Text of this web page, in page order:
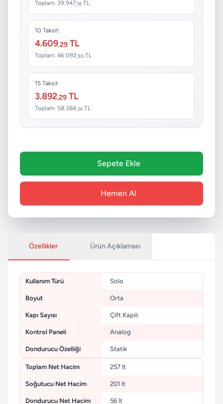
Toplam: 39.947,18 TL
10 Taksit
4.609,29 TL
Toplam: 46.092,90 TL
15 Taksit
3.892,29 TL
Toplam: 58.384 ,34 TL
Sepete Ekle
Hemen Al
Özellikler Ürün Açıklaması
Kullanım Türü Solo
Boyut Orta
Kapı Sayısı Çift Kapılı
Kontrol Paneli Analog
Dondurucu Özelliği Statik
Toplam Net Hacim 257 lt
Soğutucu Net Hacim 201 lt
Dondurucu Net Hacim 56 lt